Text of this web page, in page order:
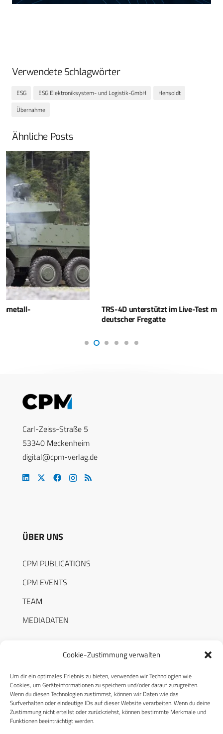
Cookie-Zustimmung verwalten
Um dir ein optimales Erlebnis zu bieten, verwenden wir Technologien wie
Cookies, um Geräteinformationen zu speichern und/oder darauf zuzugreifen.
Wenn du diesen Technologien zustimmst, können wir Daten wie das
Surfverhalten oder eindeutige IDs auf dieser Website verarbeiten. Wenn du deine
Zustimmung nicht erteilst oder zurückziehst, können bestimmte Merkmale und
Funktionen beeinträchtigt werden.
Verwendete Schlagwörter
ESG ESG Elektroniksystem- und Logistik-GmbH
Hensoldt
Übernahme
Ähnliche Posts
TRS-4D unterstützt im Live-Test mit IRIS-T SLM auf
Carl-Zeiss-Straße 5
53340 Meckenheim
digital@cpm-verlag.de
ÜBER UNS
CPM PUBLICATIONS
CPM EVENTS
TEAM
MEDIADATEN
RECHTLICHES
Datenschutzerklärung
Cookie-Richtlinie (EU)